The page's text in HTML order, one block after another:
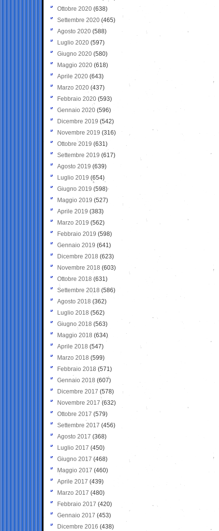
Ottobre 2020 (638)
Settembre 2020(465)
Agosto 2020 (588)
Luglio 2020 (597)
Giugno 2020 (580)
Maggio 2020 (618)
Aprile 2020 (643)
Marzo 2020 (437)
Febbraio 2020 (593)
Gennaio 2020 (596)
Dicembre 2019 (542)
Novembre 2019 (316)
Ottobre 2019 (631)
Settembre 2019 (617)
Agosto 2019 (639)
Luglio 2019 (654)
Giugno 2019 (598)
Maggio 2019 (527)
Aprile 2019 (383)
Marzo 2019 (562)
Febbraio 2019 (598)
Gennaio 2019 (641)
Dicembre 2018 (623)
Novembre 2018 (603)
Ottobre 2018 (631)
Settembre 2018 (586)
Agosto 2018 (362)
Luglio 2018 (562)
Giugno 2018 (563)
Maggio 2018 (634)
Aprile 2018 (547)
Marzo 2018 (599)
Febbraio 2018 (571)
Gennaio 2018 (607)
Dicembre 2017 (578)
Novembre 2017 (632)
Ottobre 2017 (579)
Settembre 2017 (456)
Agosto 2017 (368)
Luglio 2017 (450)
Giugno 2017 (468)
Maggio 2017 (460)
Aprile 2017 (439)
Marzo 2017 (480)
Febbraio 2017 (420)
Gennaio 2017 (453)
Dicembre 2016 (438)